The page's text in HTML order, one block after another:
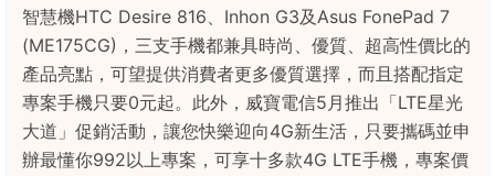
智慧機HTC Desire 816、Inhon G3及Asus FonePad 7
(ME175CG)，三支手機都兼具時尚、優質、超高性價比的
產品亮點，可望提供消費者更多優質選擇，而且搭配指定
專案手機只要0元起。此外，威寶電信5月推出「LTE星光
大道」促銷活動，讓您快樂迎向4G新生活，只要攜碼並申
辦最懂你992以上專案，可享十多款4G LTE手機，專案價